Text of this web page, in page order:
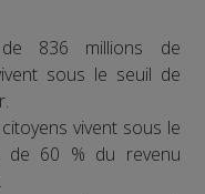
836 millions de
sous le seuil de
vivent sous le
de 60 % du revenu